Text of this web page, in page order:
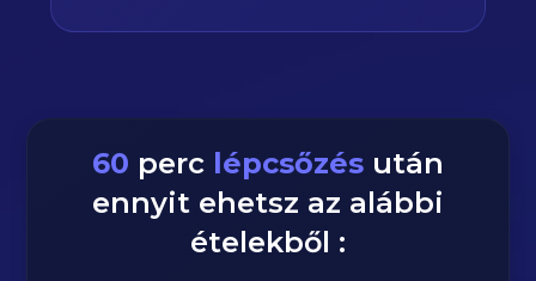
60 perc lépcsőzés után
ennyit ehetsz az alábbi
ételekből :